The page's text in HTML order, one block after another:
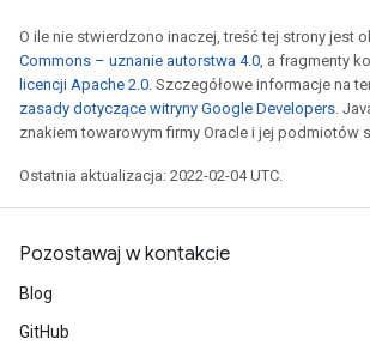
O ile nie stwierdzono inaczej, treść tej strony jest
Commons – uznanie autorstwa 4.0, a fragmenty
licencji Apache 2.0. Szczegółowe informacje na
zasady dotyczące witryny Google Developers.
znakiem towarowym firmy Oracle i jej podmiotów
Ostatnia aktualizacja: 2022-02-04 UTC.
Pozostawaj w kontakcie
Blog
GitHub